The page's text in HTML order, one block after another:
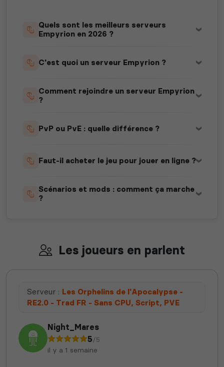
Quels sont les meilleurs serveurs
Empyrion en 2026 ?
C'est quoi un serveur Empyrion ?
Comment rejoindre un serveur Empyrion
?
PvP ou PvE : quelle différence ?
Faut-il acheter le jeu pour jouer en ligne ?
Scénarios et mods : comment ça marche
?
Les joueurs en parlent
Serveur : Les Orphelins de l'Apocalypse -
RE2.0 - Trad FR - Sans CPU, Script, PVE
Night_Mares
5/5
il y a 1 semaine